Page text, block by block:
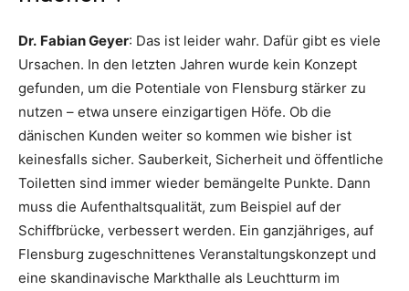
Dr. Fabian Geyer: Das ist leider wahr. Dafür gibt es viele
Ursachen. In den letzten Jahren wurde kein Konzept
gefunden, um die Potentiale von Flensburg stärker zu
nutzen – etwa unsere einzigartigen Höfe. Ob die
dänischen Kunden weiter so kommen wie bisher ist
keinesfalls sicher. Sauberkeit, Sicherheit und öffentliche
Toiletten sind immer wieder bemängelte Punkte. Dann
muss die Aufenthaltsqualität, zum Beispiel auf der
Schiffbrücke, verbessert werden. Ein ganzjähriges, auf
Flensburg zugeschnittenes Veranstaltungskonzept und
eine skandinavische Markthalle als Leuchtturm im